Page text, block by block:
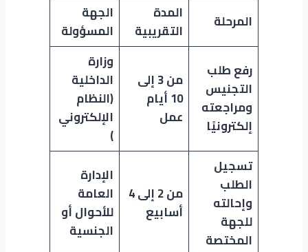
المرحلة
المدة
التقريبية
الجهة
المسؤولة
رفع طلب
التجنيس
ومراجعته
إلكترونيًا
من 3 إلى
10 أيام
عمل
وزارة
الداخلية
(النظام
الإلكتروني
)
تسجيل
الطلب
وإحالته
للجهة
المختصة
من 2 إلى 4
أسابيع
الإدارة
العامة
للأحوال أو
الجنسية